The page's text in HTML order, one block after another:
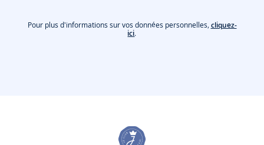
Pour plus d'informations sur vos données personnelles, cliquez-
ici.